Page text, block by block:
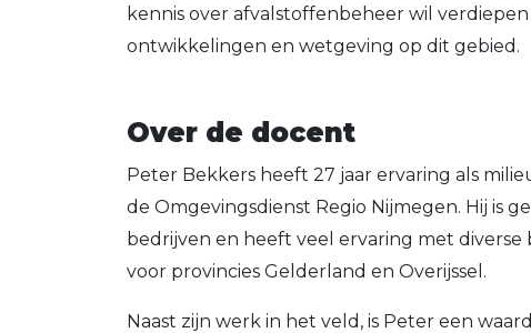
kennis over afvalstoffenbeheer wil
ontwikkelingen en wetgeving op dit gebied.
Over de docent
Peter Bekkers heeft 27 jaar ervaring als
de Omgevingsdienst Regio Nijmegen. Hij is
bedrijven en heeft veel ervaring met diverse
voor provincies Gelderland en Overijssel.
Naast zijn werk in het veld, is Peter een